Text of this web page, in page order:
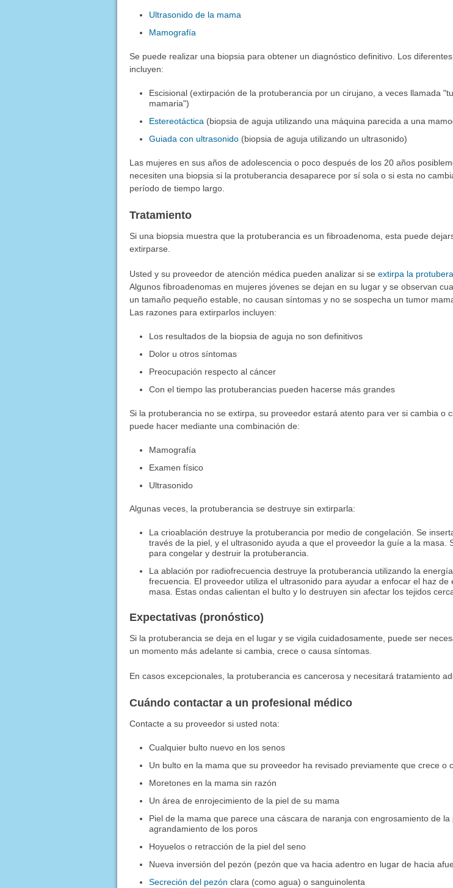
Ultrasonido de la mama
Mamografía
Se puede realizar una biopsia para obtener un diagnóstico definitivo. Los
incluyen:
Escisional (extirpación de la protuberancia por un cirujano, a veces llamada
mamaria")
Estereotáctica (biopsia de aguja utilizando una máquina parecida a una
Guiada con ultrasonido (biopsia de aguja utilizando un ultrasonido)
Las mujeres en sus años de adolescencia o poco después de los 20 años
necesiten una biopsia si la protuberancia desaparece por sí sola o si esta no
período de tiempo largo.
Tratamiento
Si una biopsia muestra que la protuberancia es un fibroadenoma, esta puede
extirparse.
Usted y su proveedor de atención médica pueden analizar si se extirpa la
Algunos fibroadenomas en mujeres jóvenes se dejan en su lugar y se observan
un tamaño pequeño estable, no causan síntomas y no se sospecha un tumor
Las razones para extirparlos incluyen:
Los resultados de la biopsia de aguja no son definitivos
Dolor u otros síntomas
Preocupación respecto al cáncer
Con el tiempo las protuberancias pueden hacerse más grandes
Si la protuberancia no se extirpa, su proveedor estará atento para ver si cambia o
puede hacer mediante una combinación de:
Mamografía
Examen físico
Ultrasonido
Algunas veces, la protuberancia se destruye sin extirparla:
La crioablación destruye la protuberancia por medio de congelación. Se
través de la piel, y el ultrasonido ayuda a que el proveedor la guíe a la masa.
para congelar y destruir la protuberancia.
La ablación por radiofrecuencia destruye la protuberancia utilizando la
frecuencia. El proveedor utiliza el ultrasonido para ayudar a enfocar el haz de
masa. Estas ondas calientan el bulto y lo destruyen sin afectar los tejidos
Expectativas (pronóstico)
Si la protuberancia se deja en el lugar y se vigila cuidadosamente, puede ser
un momento más adelante si cambia, crece o causa síntomas.
En casos excepcionales, la protuberancia es cancerosa y necesitará tratamiento
Cuándo contactar a un profesional médico
Contacte a su proveedor si usted nota:
Cualquier bulto nuevo en los senos
Un bulto en la mama que su proveedor ha revisado previamente que crece o
Moretones en la mama sin razón
Un área de enrojecimiento de la piel de su mama
Piel de la mama que parece una cáscara de naranja con engrosamiento de la
agrandamiento de los poros
Hoyuelos o retracción de la piel del seno
Nueva inversión del pezón (pezón que va hacia adentro en lugar de hacia
Secreción del pezón clara (como agua) o sanguinolenta